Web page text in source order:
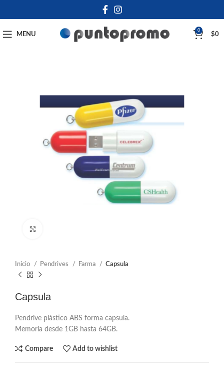
MENU
0
$0
Inicio Pendrives Farma Capsula
Capsula
Pendrive plástico ABS forma capsula.
Memoria desde 1GB hasta 64GB.
Compare Add to wishlist